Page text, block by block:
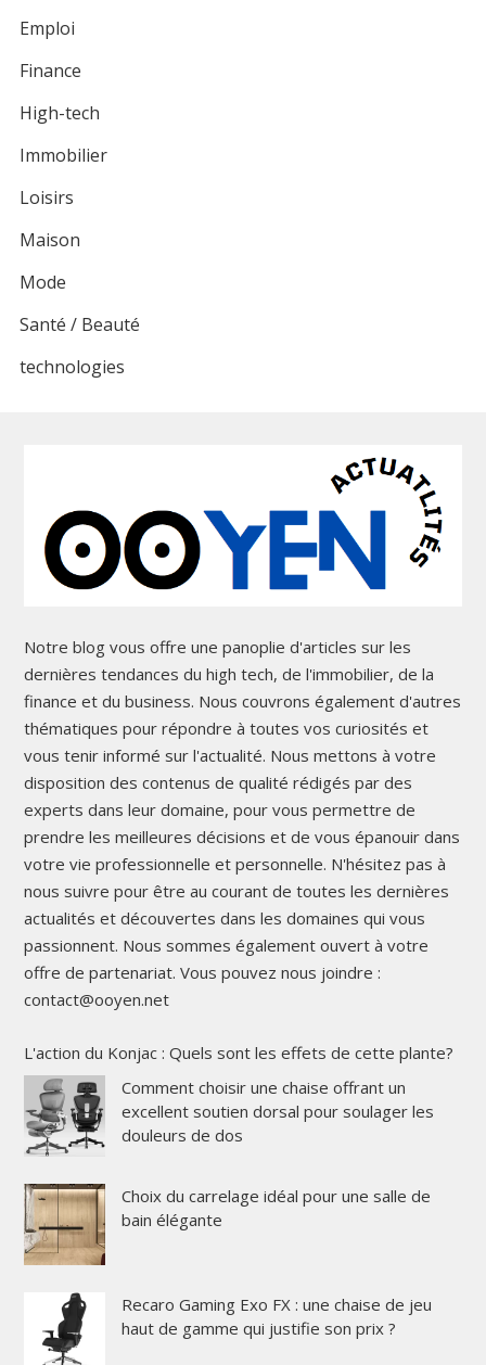
Emploi
Finance
High-tech
Immobilier
Loisirs
Maison
Mode
Santé / Beauté
technologies
Notre blog vous offre une panoplie d'articles sur les
dernières tendances du high tech, de l'immobilier, de la
finance et du business. Nous couvrons également d'autres
thématiques pour répondre à toutes vos curiosités et
vous tenir informé sur l'actualité. Nous mettons à votre
disposition des contenus de qualité rédigés par des
experts dans leur domaine, pour vous permettre de
prendre les meilleures décisions et de vous épanouir dans
votre vie professionnelle et personnelle. N'hésitez pas à
nous suivre pour être au courant de toutes les dernières
actualités et découvertes dans les domaines qui vous
passionnent. Nous sommes également ouvert à votre
offre de partenariat. Vous pouvez nous joindre :
contact@ooyen.net
L'action du Konjac : Quels sont les effets de cette plante?
Comment choisir une chaise offrant un
excellent soutien dorsal pour soulager les
douleurs de dos
Choix du carrelage idéal pour une salle de
bain élégante
Recaro Gaming Exo FX : une chaise de jeu
haut de gamme qui justifie son prix ?